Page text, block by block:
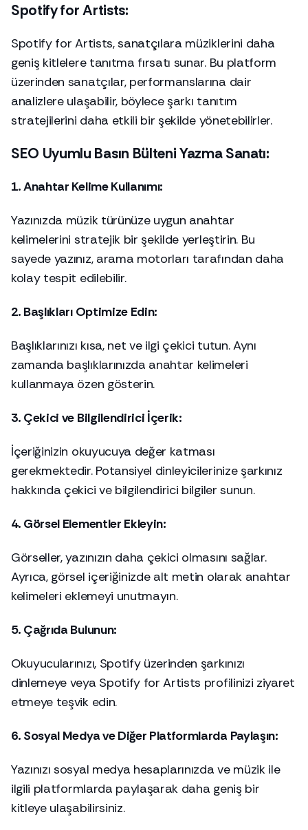
Spotify for Artists:
Spotify for Artists, sanatçılara müziklerini daha
geniş kitlelere tanıtma fırsatı sunar. Bu platform
üzerinden sanatçılar, performanslarına dair
analizlere ulaşabilir, böylece şarkı tanıtım
stratejilerini daha etkili bir şekilde yönetebilirler.
SEO Uyumlu Basın Bülteni Yazma Sanatı:
1. Anahtar Kelime Kullanımı:
Yazınızda müzik türünüze uygun anahtar
kelimelerini stratejik bir şekilde yerleştirin. Bu
sayede yazınız, arama motorları tarafından daha
kolay tespit edilebilir.
2. Başlıkları Optimize Edin:
Başlıklarınızı kısa, net ve ilgi çekici tutun. Aynı
zamanda başlıklarınızda anahtar kelimeleri
kullanmaya özen gösterin.
3. Çekici ve Bilgilendirici İçerik:
İçeriğinizin okuyucuya değer katması
gerekmektedir. Potansiyel dinleyicilerinize şarkınız
hakkında çekici ve bilgilendirici bilgiler sunun.
4. Görsel Elementler Ekleyin:
Görseller, yazınızın daha çekici olmasını sağlar.
Ayrıca, görsel içeriğinizde alt metin olarak anahtar
kelimeleri eklemeyi unutmayın.
5. Çağrıda Bulunun:
Okuyucularınızı, Spotify üzerinden şarkınızı
dinlemeye veya Spotify for Artists profilinizi ziyaret
etmeye teşvik edin.
6. Sosyal Medya ve Diğer Platformlarda Paylaşın:
Yazınızı sosyal medya hesaplarınızda ve müzik ile
ilgili platformlarda paylaşarak daha geniş bir
kitleye ulaşabilirsiniz.